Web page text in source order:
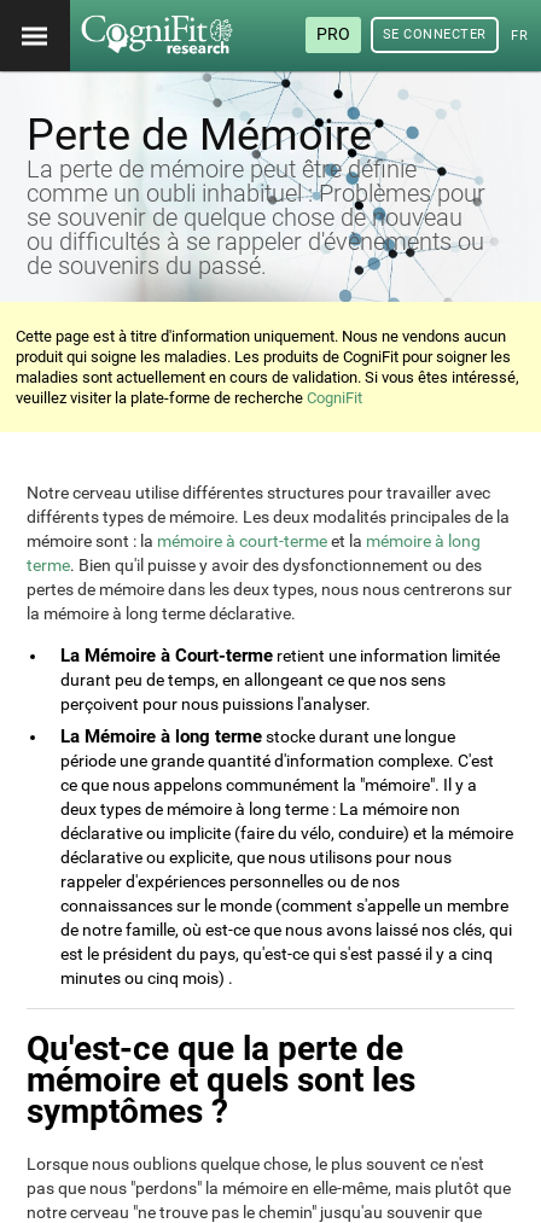
PRO SE CONNECTER
Perte de Mémoire
La perte de mémoire peut être définie
comme un oubli inhabituel : Problèmes pour
se souvenir de quelque chose de nouveau
ou difficultés à se rappeler d'évènements ou
de souvenirs du passé.
Cette page est à titre d'information uniquement. Nous ne vendons aucun
produit qui soigne les maladies. Les produits de CogniFit pour soigner les
maladies sont actuellement en cours de validation. Si vous êtes intéressé,
veuillez visiter la plate-forme de rechercheCogniFit
Notre cerveau utilise différentes structures pour travailler avec
différents types de mémoire. Les deux modalités principales de la
mémoire sont : la mémoire à court-termeet la mémoire à long
terme. Bien qu'il puisse y avoir des dysfonctionnement ou des
pertes de mémoire dans les deux types, nous nous centrerons sur
la mémoire à long terme déclarative.
La Mémoire à Court-terme retient une information limitée
durant peu de temps, en allongeant ce que nos sens
perçoivent pour nous puissions l'analyser.
La Mémoire à long termestocke durant une longue
période une grande quantité d'information complexe. C'est
ce que nous appelons communément la "mémoire". Il y a
deux types de mémoire à long terme : La mémoire non
déclarative ou implicite (faire du vélo, conduire) et la mémoire
déclarative ou explicite, que nous utilisons pour nous
rappeler d'expériences personnelles ou de nos
connaissances sur le monde (comment s'appelle un membre
de notre famille, où est-ce que nous avons laissé nos clés, qui
est le président du pays, qu'est-ce qui s'est passé il y a cinq
minutes ou cinq mois) .
Qu'est-ce que la perte de
mémoire et quels sont les
symptômes ?
Lorsque nous oublions quelque chose, le plus souvent ce n'est
pas que nous "perdons" la mémoire en elle-même, mais plutôt que
notre cerveau "ne trouve pas le chemin" jusqu'au souvenir que